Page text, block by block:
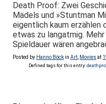
Death Proof: Zwei
Mädels und »Stuntman
eigentlich kaum erzählen
etwas zu langatmig.
Spieldauer wären
Posted by Hanno BöckinArt Movies at
Defined tags for this entry: